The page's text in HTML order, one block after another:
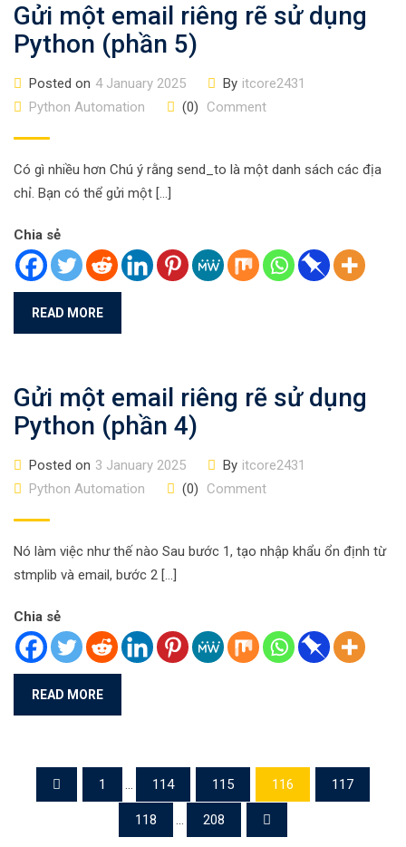
Gửi một email riêng rẽ sử dụng
Python (phần 5)
Posted on 4 January 2025 By itcore2431
Python Automation
(0) Comment
Có gì nhiều hơn Chú ý rằng send_to là một danh sách các địa
chỉ. Bạn có thể gửi một […]
Chia sẻ
READ MORE
Gửi một email riêng rẽ sử dụng
Python (phần 4)
Posted on 3 January 2025 By itcore2431
Python Automation
(0) Comment
Nó làm việc như thế nào Sau bước 1, tạo nhập khẩu ổn định từ
stmplib và email, bước 2 […]
Chia sẻ
READ MORE
1 ... 114 115 116 117
118 ... 208